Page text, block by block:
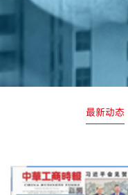
最新动态